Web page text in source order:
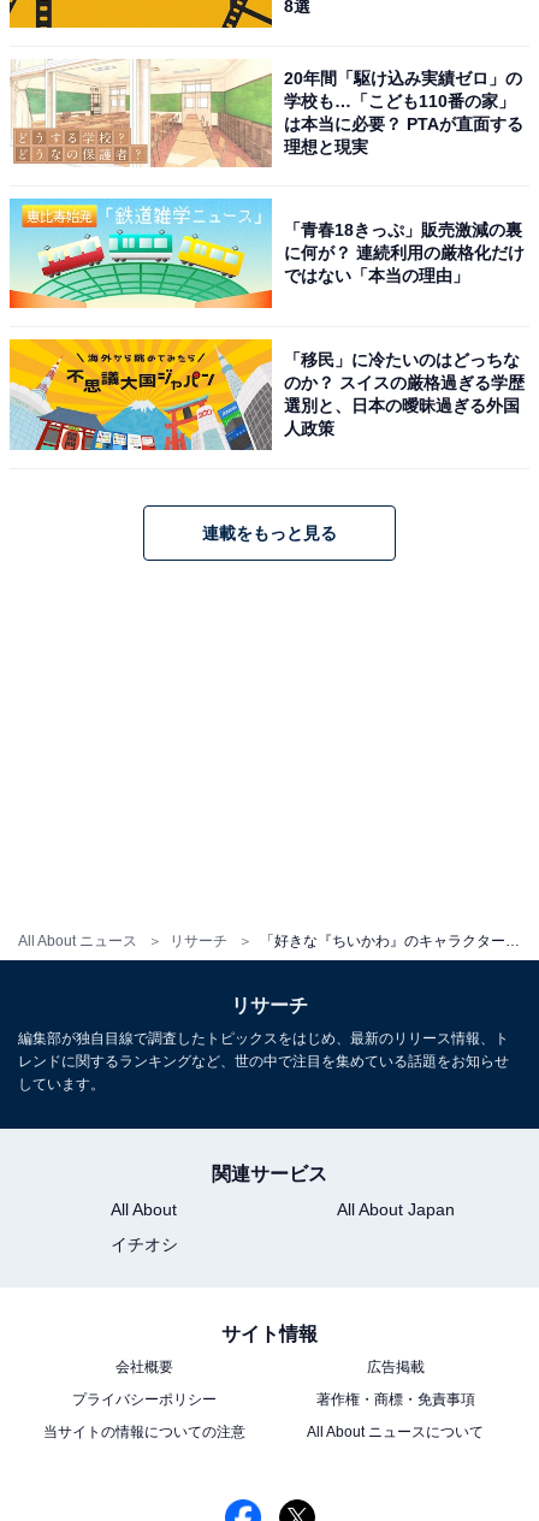
All About ニュース リサーチ
います。
コメントを見ると、「目のうるうる感がたまらない」
（東京都／40代女性）や、「王道で可愛い」（東京都／
30代女性）、「いつも一生懸命で可愛い」（茨城県／50
かわいい」「メインキャラだから」「1番有名」という
コメントが多く、やはり主人公ゆえの存在感があるよう
です。
※コメントは原文ママです
この記事の筆者：斉藤 雄二 プロフィール
執筆歴5年ほどのWebライター。趣味は読書とフィット
インテリア、投資やお金関連、料理。
こちらもおすすめ
8選
20年間「駆け込み実績ゼロ」の
学校も…「こども110番の家」
は本当に必要？ PTAが直面する
理想と現実
「青春18きっぷ」販売激減の裏
に何が？ 連続利用の厳格化だけ
ではない「本当の理由」
「移民」に冷たいのはどっちな
のか？ スイスの厳格過ぎる学歴
選別と、日本の曖昧過ぎる外国
人政策
連載をもっと見る
リサーチ
編集部が独自目線で調査したトピックスをはじめ、最新のリリース情報、ト
レンドに関するランキングなど、世の中で注目を集めている話題をお知らせ
しています。
関連サービス
All About
All About Japan
イチオシ
サイト情報
会社概要
広告掲載
プライバシーポリシー
著作権・商標・免責事項
当サイトの情報についての注意
All About ニュースについて